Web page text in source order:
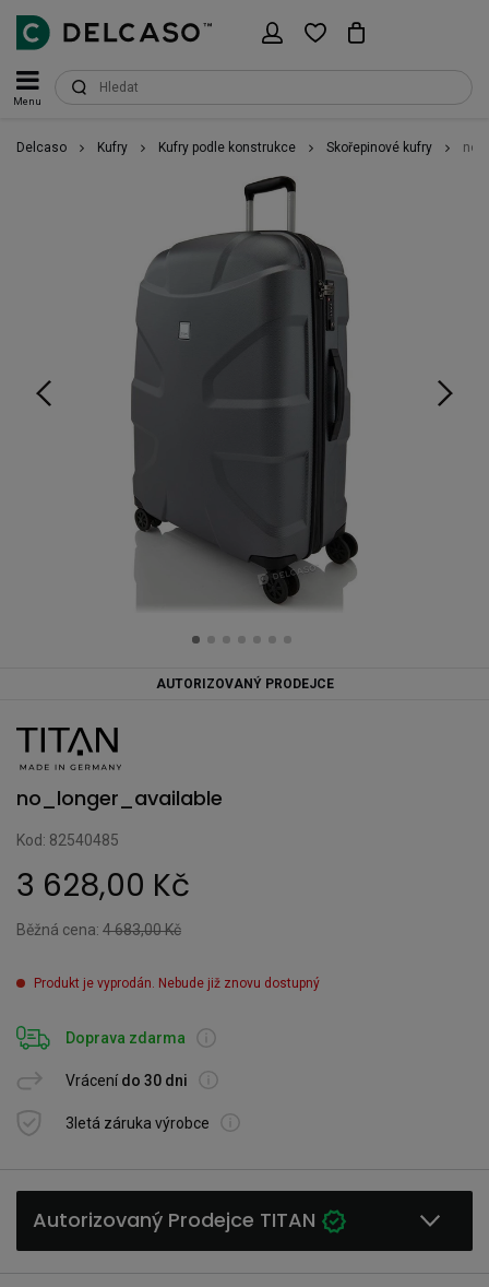
Menu
Delcaso Kufry Kufry podle konstrukce Skořepinové kufry
AUTORIZOVANÝ PRODEJCE
no_longer_available
Kod: 82540485
3 628,00 Kč
Běžná cena: 4 683,00 Kč
Produkt je vyprodán. Nebude již znovu dostupný
Doprava zdarma
Vrácení do 30 dni
3letá záruka výrobce
Autorizovaný Prodejce TITAN